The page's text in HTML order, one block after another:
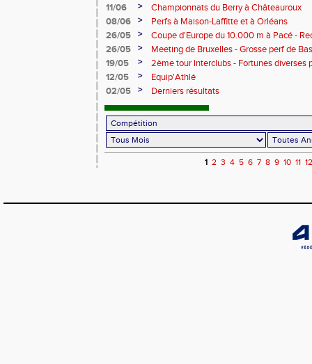
11/06
>
Championnats du Berry à Châteauroux
08/06
>
Perfs à Maison-Laffitte et à Orléans
26/05
>
Coupe d'Europe du 10.000 m à Pacé -
Tabet
26/05 >
Meeting de Bruxelles - Grosse perf de
19/05
>
2ème tour Interclubs - Fortunes diverses
12/05
>
Equip'Athlé
02/05
> Derniers résultats
1 2 3 4 5 6 7 8 9 10 11 12